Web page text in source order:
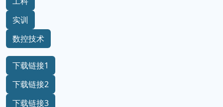
实训
数控技术
下载链接1
下载链接2
下载链接3